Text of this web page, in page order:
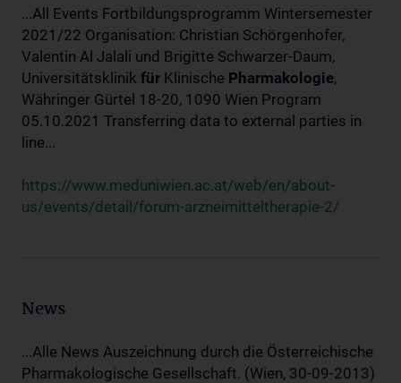
...All Events Fortbildungsprogramm Wintersemester
2021/22 Organisation: Christian Schörgenhofer,
Valentin Al Jalali und Brigitte Schwarzer-Daum,
Universitätsklinik für Klinische Pharmakologie,
Währinger Gürtel 18-20, 1090 Wien Program
05.10.2021 Transferring data to external parties in
line...
https://www.meduniwien.ac.at/web/en/about-
us/events/detail/forum-arzneimitteltherapie-2/
News
...Alle News Auszeichnung durch die Österreichische
Pharmakologische Gesellschaft. (Wien, 30-09-2013)